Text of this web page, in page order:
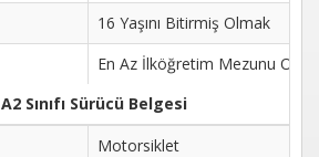
16 Yaşını Bitirmiş Olmak
En Az İlköğretim Mezunu
A2 Sınıfı Sürücü Belgesi
Motorsiklet